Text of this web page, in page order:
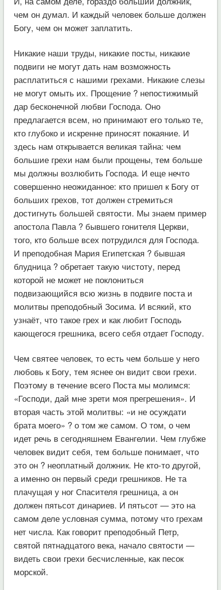
чем он думал. И каждый человек больше должен
Богу, чем он может заплатить.
Никакие наши труды, никакие посты, никакие
подвиги не могут дать нам возможность
расплатиться с нашими грехами. Никакие слезы
не могут омыть их. Прощение ? непостижимый
дар бесконечной любви Господа. Оно
предлагается всем, но принимают его только те,
кто глубоко и искренне приносят покаяние. И
здесь нам открывается великая тайна: чем
большие грехи нам были прощены, тем больше
мы должны возлюбить Господа. И еще нечто
совершенно неожиданное: кто пришел к Богу от
больших грехов, тот должен стремиться
достигнуть большей святости. Мы знаем пример
апостола Павла ? бывшего гонителя Церкви,
того, кто больше всех потрудился для Господа.
И преподобная Мария Египетская ? бывшая
блудница ? обретает такую чистоту, перед
которой не может не поклониться
подвизающийся всю жизнь в подвиге поста и
молитвы преподобный Зосима. И всякий, кто
узнаёт, что такое грех и как любит Господь
кающегося грешника, всего себя отдает Господу.
Чем святее человек, то есть чем больше у него
любовь к Богу, тем яснее он видит свои грехи.
Поэтому в течение всего Поста мы молимся:
«Господи, дай мне зрети моя прегрешения». И
вторая часть этой молитвы: «и не осуждати
брата моего» ? о том же самом. О том, о чем
идет речь в сегодняшнем Евангелии. Чем глубже
человек видит себя, тем больше понимает, что
это он ? неоплатный должник. Не кто-то другой,
а именно он первый среди грешников. Не та
плачущая у ног Спасителя грешница, а он
должен пятьсот динариев. И пятьсот — это на
самом деле условная сумма, потому что грехам
нет числа. Как говорит преподобный Петр,
святой пятнадцатого века, начало святости —
видеть свои грехи бесчисленные, как песок
морской.